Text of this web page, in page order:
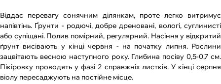
Віддає перевагу сонячним ділянкам, проте легко витримує
напівтінь. Ґрунти - родючі, добре дреновані, вологі, суглинисті
або супіщані. Полив помірний, регулярний. Насіння у відкритий
ґрунт висівають у кінці червня - на початку липня. Рослини
зацвітають весною наступного року. Глибина посіву 0,5-0,7 см.
Пікіровку проводять у фазі 2 справжніх листків. У кінці серпня
віолу пересаджують на постійне місце.